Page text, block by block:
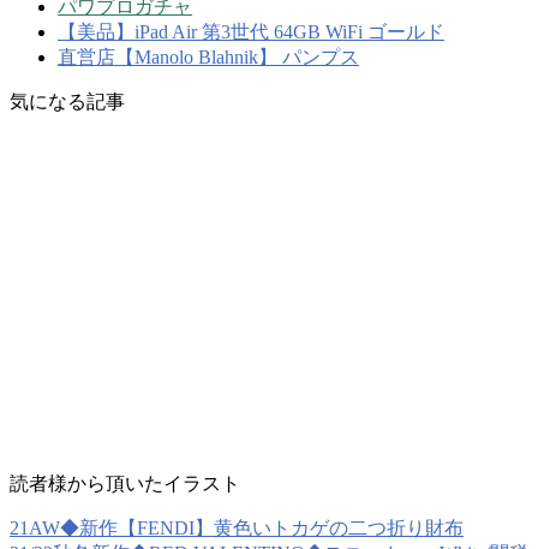
パワプロガチャ
【美品】iPad Air 第3世代 64GB WiFi ゴールド
直営店【Manolo Blahnik】 パンプス
気になる記事
読者様から頂いたイラスト
21AW◆新作【FENDI】黄色いトカゲの二つ折り財布